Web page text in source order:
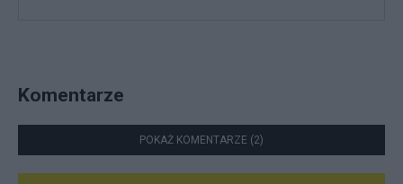
Komentarze
POKAŻ KOMENTARZE (2)